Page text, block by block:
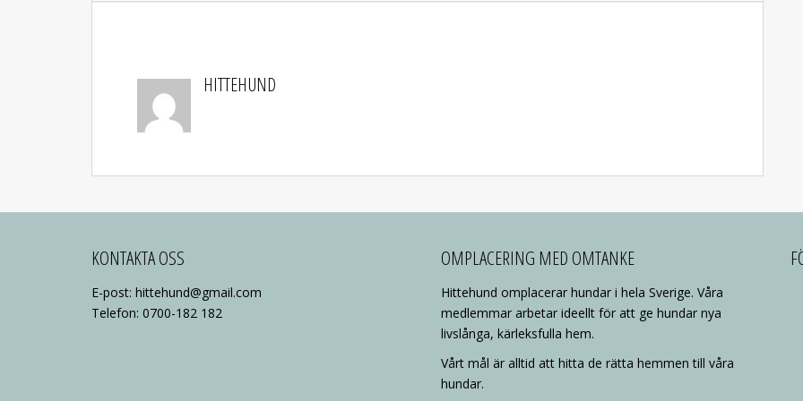
HITTEHUND
KONTAKTA OSS
E-post: hittehund@gmail.com
Telefon: 0700-182 182
OMPLACERING MED OMTANKE
Hittehund omplacerar hundar i hela Sverige. Våra
medlemmar arbetar ideellt för att ge hundar nya
livslånga, kärleksfulla hem.
Vårt mål är alltid att hitta de rätta hemmen till våra
hundar.